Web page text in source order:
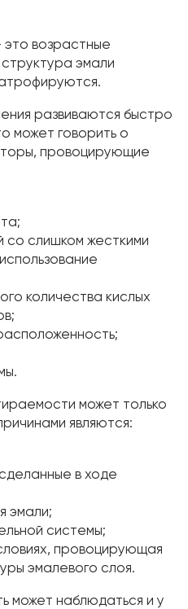
это возрастные
эмали
развиваются быстро
может говорить о
провоцирующие
со слишком жесткими
количества кислых
может только
являются:
в ходе
эмали;
системы;
провоцирующая
эмалевого слоя.
может наблюдаться и у